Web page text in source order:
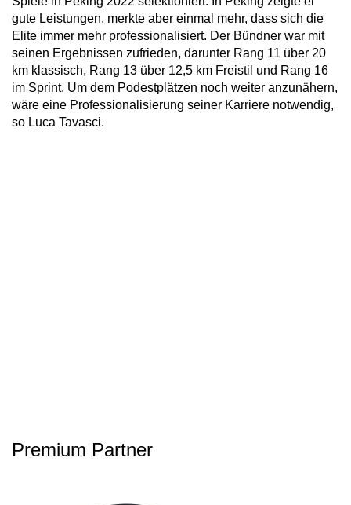
gute Leistungen, merkte aber einmal mehr, dass sich die
Elite immer mehr professionalisiert. Der Bündner war mit
seinen Ergebnissen zufrieden, darunter Rang 11 über 20
km klassisch, Rang 13 über 12,5 km Freistil und Rang 16
im Sprint. Um dem Podestplätzen noch weiter anzunähern,
wäre eine Professionalisierung seiner Karriere notwendig,
so Luca Tavasci.
Premium Partner